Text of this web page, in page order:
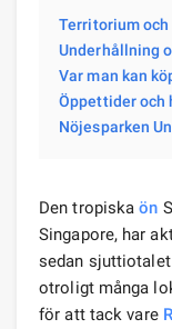
Territorium
Underhållning
Var man kan
Öppettider och
Nöjesparken
Den tropiskaön
Singapore, har
sedan
otroligt många
för att tack vare